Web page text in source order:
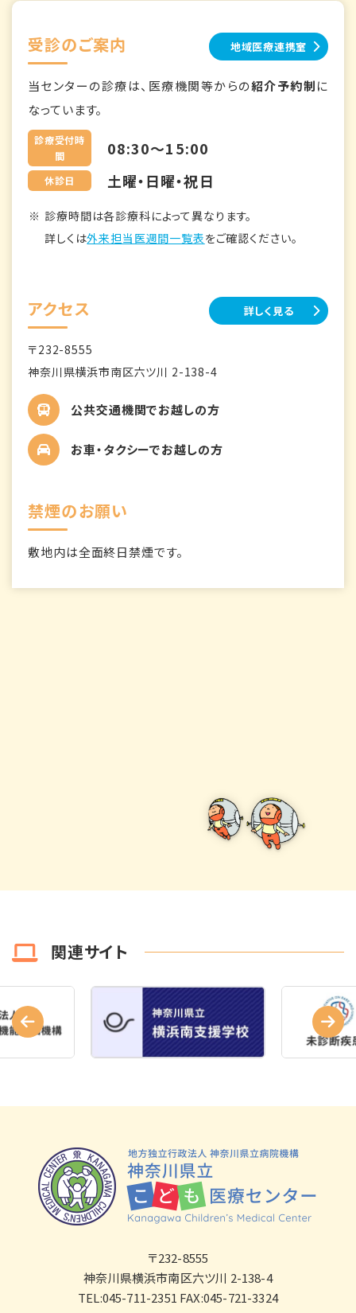
受診のご案内 地域医療連携室
当センターの診療は、医療機関等からの紹介予約制に
なっています。
診療受付時
間
08:30～15:00
休診日 土曜・日曜・祝日
診療時間は各診療科によって異なります。
詳しくは外来担当医週間一覧表をご確認ください。
アクセス 詳しく見る
〒232-8555
神奈川県横浜市南区六ツ川 2-138-4
公共交通機関でお越しの方
お車・タクシーでお越しの方
禁煙のお願い
敷地内は全面終日禁煙です。
関連サイト
〒232-8555
神奈川県横浜市南区六ツ川 2-138-4
TEL:045-711-2351 FAX:045-721-3324